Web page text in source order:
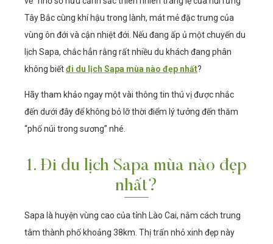
Tây Bắc cùng khí hậu trong lành, mát mẻ đặc trưng của
vùng ôn đới và cận nhiệt đới. Nếu đang ấp ủ một chuyến du
lịch Sapa, chắc hẳn rằng rất nhiều du khách đang phân
không biếtđi du lịch Sapa mùa nào đẹp nhất?
Hãy tham khảo ngay một vài thông tin thú vị được nhắc
đến dưới đây để không bỏ lỡ thời điểm lý tưởng đến thăm
“phố núi trong sương” nhé.
1. Đi du lịch Sapa mùa nào đẹp
nhất?
Sapa là huyện vùng cao của tỉnh Lào Cai, nằm cách trung
tâm thành phố khoảng 38km. Thị trấn nhỏ xinh đẹp này